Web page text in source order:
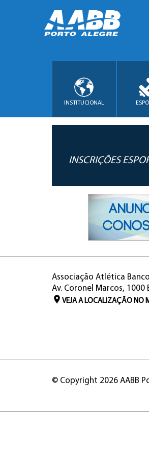
INSTITUCIONAL
INSCRIÇÕES
Associação Atlética
Av. Coronel Marcos, 1000
VEJA A LOCALIZAÇÃO NO
© Copyright 2026 AABB